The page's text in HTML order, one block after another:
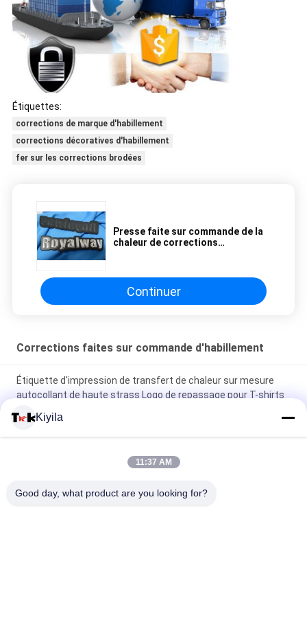
Étiquettes:
corrections de marque d'habillement
corrections décoratives d'habillement
fer sur les corrections brodées
Presse faite sur commande de la
chaleur de corrections
TPU
Continuer
Corrections faites sur commande d'habillement
Étiquette d'impression de transfert de chaleur sur mesure
autocollant de haute strass Logo de repassage pour T-shirts
Plages adhésifs en silicone Plages lavables étiquette de
brosses à dents en silicone
en caoutchouc Patch de transfert de chaleur en silicone
Kiyila
11:37 AM
Good day, what product are you looking for?